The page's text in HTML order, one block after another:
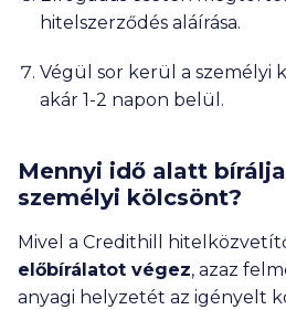
hitelszerződés aláírása.
Végül sor kerül a személyi
akár 1-2 napon belül.
Mennyi idő alatt
személyi kölcsönt?
Mivel a Credithill
előbírálatot végez, azaz
anyagi helyzetét az igényelt